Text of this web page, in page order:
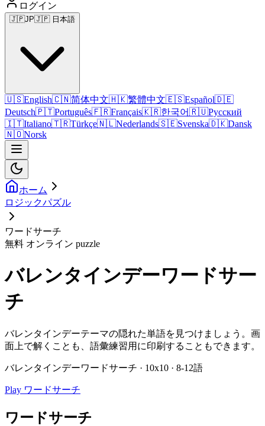
ログイン
🇯🇵JP🇯🇵 日本語
🇺🇸English🇨🇳简体中文🇭🇰繁體中文🇪🇸Español🇩🇪
Deutsch🇵🇹Português🇫🇷Français🇰🇷한국어🇷🇺Русский
🇮🇹Italiano🇹🇷Türkçe🇳🇱Nederlands🇸🇪Svenska🇩🇰Dansk
🇳🇴Norsk
ホーム
ロジックパズル
ワードサーチ
無料 オンライン puzzle
バレンタインデーワードサー
チ
バレンタインデーテーマの隠れた単語を見つけましょう。画
面上で解くことも、語彙練習用に印刷することもできます。
バレンタインデーワードサーチ · 10x10 · 8-12語
Play ワードサーチ
ワードサーチ